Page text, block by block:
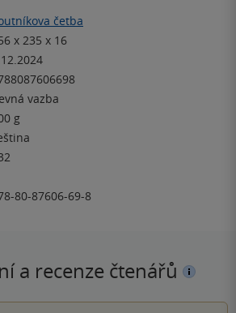
četba
x 235 x 16
vazba
g
80-87606-69-8
a recenze čtenářů